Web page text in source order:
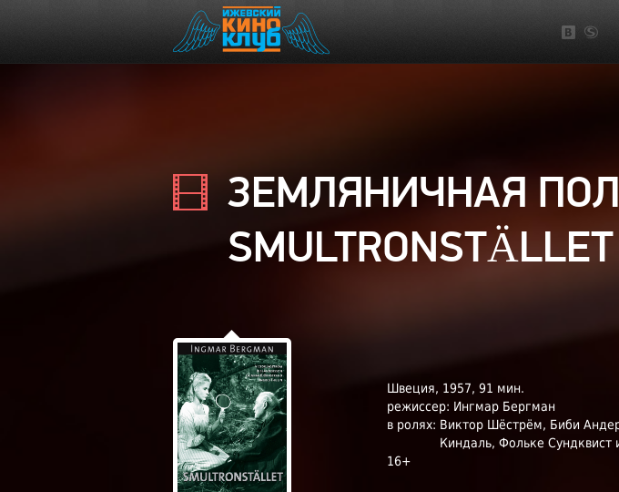
ЗЕМЛЯНИЧНАЯ
SMULTRONSTÄLLET
Швеция, 1957, 91 мин.
режиссер: Ингмар Бергман
в ролях: Виктор Шёстрём, Биби
Киндаль, Фольке Сундквист
16+